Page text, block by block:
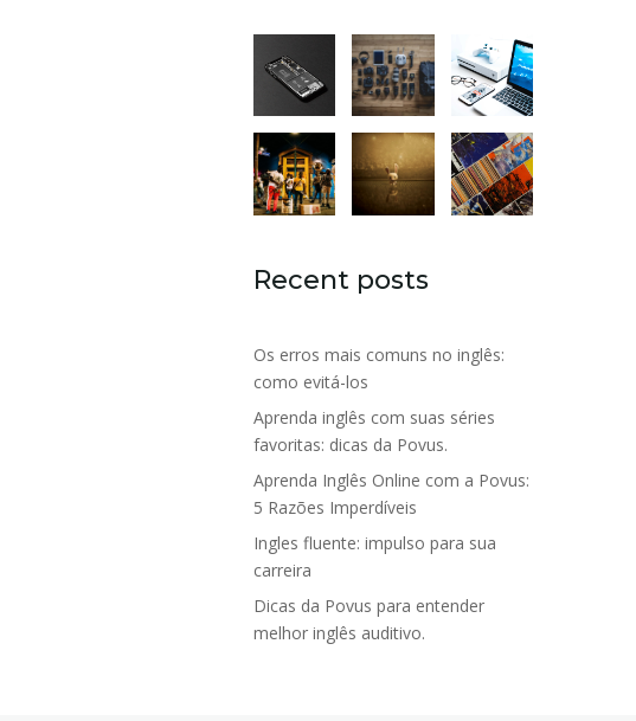
Recent posts
Os erros mais comuns no inglês:
como evitá-los
Aprenda inglês com suas séries
favoritas: dicas da Povus.
Aprenda Inglês Online com a Povus:
5 Razões Imperdíveis
Ingles fluente: impulso para sua
carreira
Dicas da Povus para entender
melhor inglês auditivo.